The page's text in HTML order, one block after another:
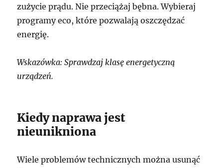
zużycie prądu. Nie przeciążaj bębna. Wybieraj
programy eco, które pozwalają oszczędzać
energię.
Wskazówka: Sprawdzaj klasę energetyczną
urządzeń.
Kiedy naprawa jest
nieunikniona
Wiele problemów technicznych można usunąć